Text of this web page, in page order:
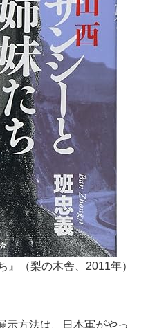
』（梨の木舎、2011年）
示方法は、日本軍がやっ